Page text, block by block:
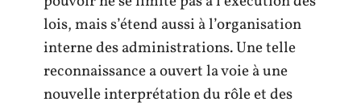
lois, mais s’étend aussi à l’organisation
interne des administrations. Une telle
reconnaissance a ouvert la voie à une
nouvelle interprétation du rôle et des